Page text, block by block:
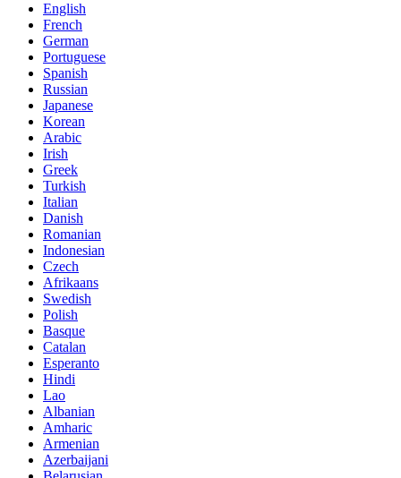
English
French
German
Portuguese
Spanish
Russian
Japanese
Korean
Arabic
Irish
Greek
Turkish
Italian
Danish
Romanian
Indonesian
Czech
Afrikaans
Swedish
Polish
Basque
Catalan
Esperanto
Hindi
Lao
Albanian
Amharic
Armenian
Azerbaijani